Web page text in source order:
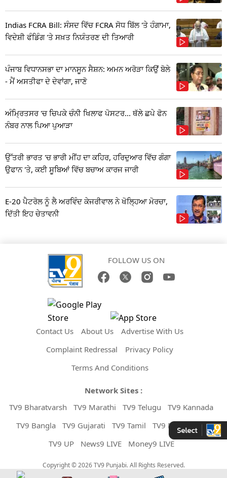
Indias FCRA Bill: ਸੰਸਦ ਵਿੱਚ FCRA ਸੋਧ ਬਿੱਲ 'ਤੇ ਹੰਗਾਮਾ,
ਵਿਦੇਸ਼ੀ ਫੰਡਿੰਗ 'ਤੇ ਸਖ਼ਤ ਨਿਯੰਤਰਣ ਦੀ ਤਿਆਰੀ
ਪੰਜਾਬ ਵਿਧਾਨਸਭਾ ਦਾ ਮਾਨਸੂਨ ਸੈਸ਼ਨ: ਅਮਨ ਅਰੋੜਾ ਕਿਉਂ ਬੋਲੇ
- ਮੈਂ ਅਸਤੀਫਾ ਦੇ ਦੇਵਾਂਗਾ, ਜਾਣੋ
ਅੰਮ੍ਰਿਤਸਰ 'ਚ ਚਿਪਕੇ ਚੰਨੀ ਖਿਲਾਫ ਪੋਸਟਰ... ਥੱਲੇ ਛਪੇ ਫੋਨ
ਨੰਬਰ ਨਾਲ ਪਿਆ ਪੁਆੜਾ
ਉੱਤਰੀ ਭਾਰਤ 'ਚ ਭਾਰੀ ਮੀਂਹ ਦਾ ਕਹਿਰ, ਹਰਿਦੁਆਰ ਵਿੱਚ ਗੰਗਾ
ਉਫਾਨ 'ਤੇ, ਕਈ ਸੂਬਿਆਂ ਵਿੱਚ ਬਚਾਅ ਕਾਰਜ ਜਾਰੀ
E-20 ਪੈਟਰੋਲ ਨੂੰ ਲੈ ਅਰਵਿੰਦ ਕੇਜਰੀਵਾਲ ਨੇ ਖੋਲ੍ਹਿਆ ਮੋਰਚਾ,
ਦਿੱਤੀ ਇਹ ਚੇਤਾਵਨੀ
FOLLOW US ON
Contact Us About Us
Advertise With Us
Complaint Redressal
Privacy Policy
Terms And Conditions
Network Sites :
TV9 Bharatvarsh
TV9 Marathi TV9 Telugu
TV9 Kannada
TV9 Bangla
TV9 Gujarati TV9 Tamil
TV9 Malayalam
TV9 UP
News9 LIVE Money9 LIVE
Copyright © 2026 TV9 Punjabi. All Rights Reserved.